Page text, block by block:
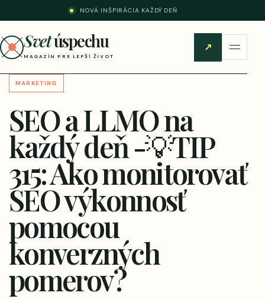
NOVÁ INŠPIRÁCIA KAŽDÝ DEŇ
Svetúspechu
MAGAZÍN PRE LEPŠÍ ŽIVOT
↗
MARKETING
SEO a LLMO na
každý deň -💡TIP
315: Ako monitorovať
SEO výkonnosť
pomocou
konverzných
pomerov?